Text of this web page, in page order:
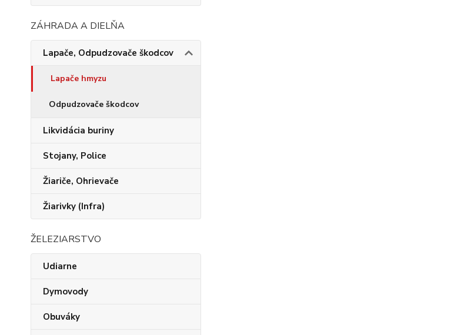
ZÁHRADA A DIELŇA
Lapače, Odpudzovače škodcov
Lapače hmyzu
Odpudzovače škodcov
Likvidácia buriny
Stojany, Police
Žiariče, Ohrievače
Žiarivky (Infra)
ŽELEZIARSTVO
Udiarne
Dymovody
Obuváky